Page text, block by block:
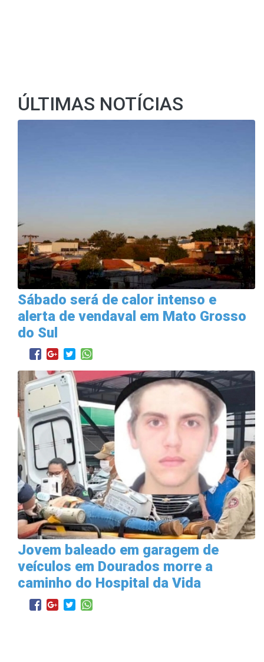
ÚLTIMAS NOTÍCIAS
Sábado será de calor intenso e
alerta de vendaval em Mato Grosso
do Sul
Jovem baleado em garagem de
veículos em Dourados morre a
caminho do Hospital da Vida